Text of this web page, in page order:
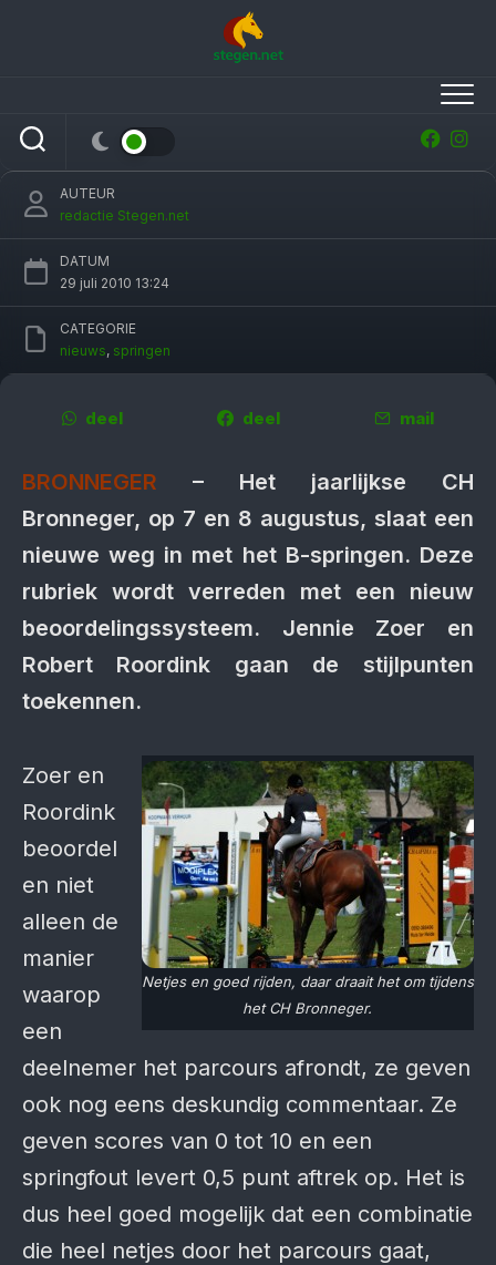
Jennie Zoer en Robert Roordink beoordelen
B-springen
AUTEUR
redactie Stegen.net
DATUM
29 juli 2010 13:24
CATEGORIE
nieuws, springen
deel deel mail
BRONNEGER – Het jaarlijkse CH
Bronneger, op 7 en 8 augustus, slaat een
nieuwe weg in met het B-springen. Deze
rubriek wordt verreden met een nieuw
beoordelingssysteem. Jennie Zoer en
Robert Roordink gaan de stijlpunten
toekennen.
Netjes en goed rijden, daar draait het om tijdens
het CH Bronneger.
Zoer en
Roordink
beoordel
en niet
alleen de
manier
waarop
een
deelnemer het parcours afrondt, ze geven
ook nog eens deskundig commentaar. Ze
geven scores van 0 tot 10 en een
springfout levert 0,5 punt aftrek op. Het is
dus heel goed mogelijk dat een combinatie
die heel netjes door het parcours gaat,